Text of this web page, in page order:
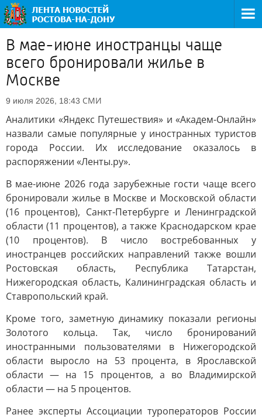
В мае-июне иностранцы чаще
всего бронировали жилье в
Москве
9 июля 2026, 18:43 СМИ
Аналитики «Яндекс Путешествия» и «Академ-Онлайн»
назвали самые популярные у иностранных туристов
города России. Их исследование оказалось в
распоряжении «Ленты.ру».
В мае-июне 2026 года зарубежные гости чаще всего
бронировали жилье в Москве и Московской области
(16 процентов), Санкт-Петербурге и Ленинградской
области (11 процентов), а также Краснодарском крае
(10 процентов). В число востребованных у
иностранцев российских направлений также вошли
Ростовская область, Республика Татарстан,
Нижегородская область, Калининградская область и
Ставропольский край.
Кроме того, заметную динамику показали регионы
Золотого кольца. Так, число бронирований
иностранными пользователями в Нижегородской
области выросло на 53 процента, в Ярославской
области — на 15 процентов, а во Владимирской
области — на 5 процентов.
Ранее эксперты Ассоциации туроператоров России